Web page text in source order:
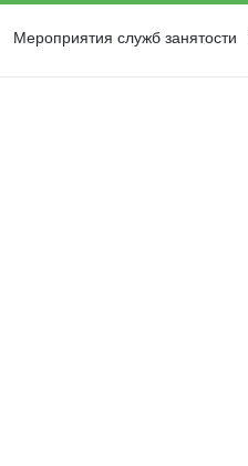
Мероприятия служб занятости